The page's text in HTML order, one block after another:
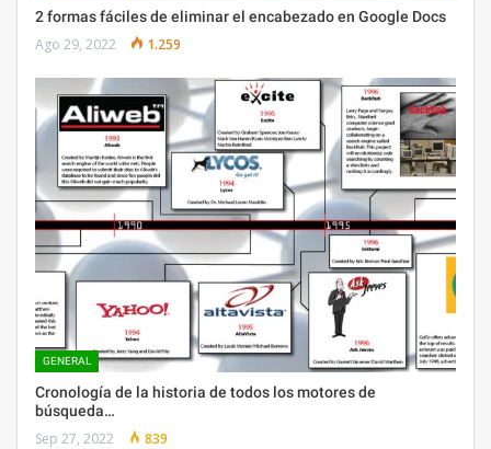
2 formas fáciles de eliminar el encabezado en Google Docs
Ago 29, 2022 1.259
GENERAL
Cronología de la historia de todos los motores de
búsqueda…
Sep 27, 2022 839